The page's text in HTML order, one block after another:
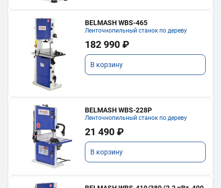
BELMASH WBS-465
Ленточнопильный станок по дереву
182 990 ₽
В корзину
BELMASH WBS-228P
Ленточнопильный станок по дереву
21 490 ₽
В корзину